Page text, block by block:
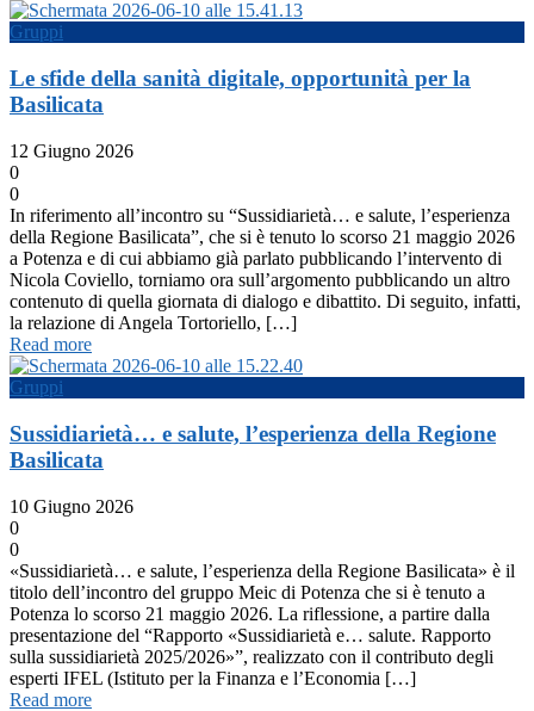
Gruppi
Le sfide della sanità digitale, opportunità per la
Basilicata
12 Giugno 2026
0
0
In riferimento all’incontro su “Sussidiarietà… e salute, l’esperienza
della Regione Basilicata”, che si è tenuto lo scorso 21 maggio 2026
a Potenza e di cui abbiamo già parlato pubblicando l’intervento di
Nicola Coviello, torniamo ora sull’argomento pubblicando un altro
contenuto di quella giornata di dialogo e dibattito. Di seguito, infatti,
la relazione di Angela Tortoriello, […]
Read more
Gruppi
Sussidiarietà… e salute, l’esperienza della Regione
Basilicata
10 Giugno 2026
0
0
«Sussidiarietà… e salute, l’esperienza della Regione Basilicata» è il
titolo dell’incontro del gruppo Meic di Potenza che si è tenuto a
Potenza lo scorso 21 maggio 2026. La riflessione, a partire dalla
presentazione del “Rapporto «Sussidiarietà e… salute. Rapporto
sulla sussidiarietà 2025/2026»”, realizzato con il contributo degli
esperti IFEL (Istituto per la Finanza e l’Economia […]
Read more